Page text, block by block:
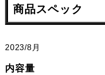
商品スペック
2023/8月
内容量